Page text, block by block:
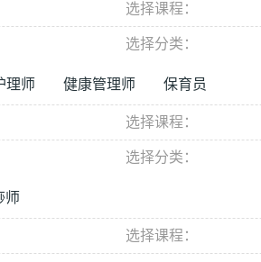
选择课程：
选择分类：
理师 健康管理师 保育员
选择课程：
选择分类：
师
选择课程：